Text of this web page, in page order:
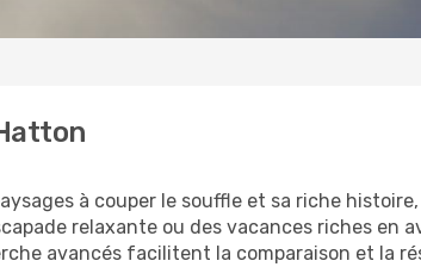
à couper le souffle et sa riche
relaxante ou des vacances riches en
avancés facilitent la comparaison et la